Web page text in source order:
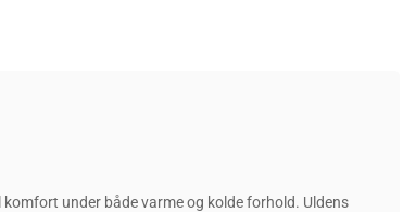
under både varme og kolde forhold. Uldens